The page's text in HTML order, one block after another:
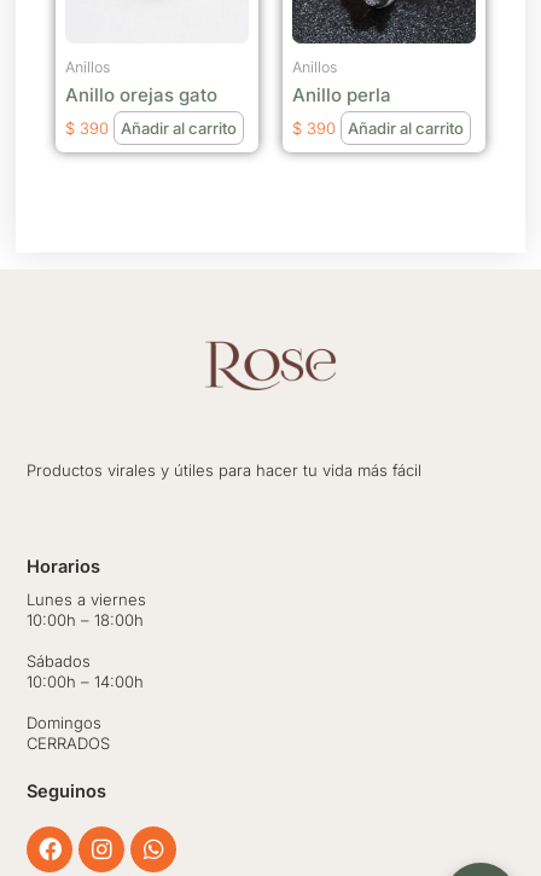
Anillos
Anillo orejas gato
$ 390 Añadir al carrito
Anillos
Anillo perla
$ 390 Añadir al carrito
Productos virales y útiles para hacer tu vida más fácil
Horarios
Lunes a viernes
10:00h – 18:00h
Sábados
10:00h – 14:00h
Domingos
CERRADOS
Seguinos
Facebook
InstagramWhatsapp